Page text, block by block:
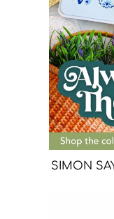
SIMON